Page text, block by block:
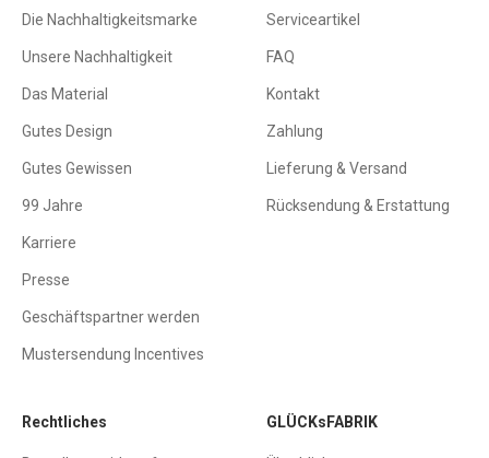
Die Nachhaltigkeitsmarke
Unsere Nachhaltigkeit
Das Material
Gutes Design
Gutes Gewissen
99 Jahre
Karriere
Presse
Geschäftspartner werden
Mustersendung Incentives
Serviceartikel
FAQ
Kontakt
Zahlung
Lieferung & Versand
Rücksendung & Erstattung
Rechtliches GLÜCKsFABRIK